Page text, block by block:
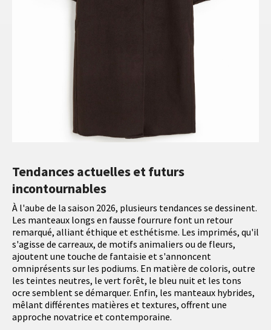
Tendances actuelles et futurs
incontournables
À l'aube de la saison 2026, plusieurs tendances se dessinent.
Les manteaux longs en fausse fourrure font un retour
remarqué, alliant éthique et esthétisme. Les imprimés, qu'il
s'agisse de carreaux, de motifs animaliers ou de fleurs,
ajoutent une touche de fantaisie et s'annoncent
omniprésents sur les podiums. En matière de coloris, outre
les teintes neutres, le vert forêt, le bleu nuit et les tons
ocre semblent se démarquer. Enfin, les manteaux hybrides,
mêlant différentes matières et textures, offrent une
approche novatrice et contemporaine.